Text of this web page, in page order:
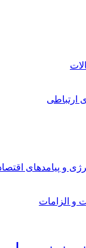
ارتباطی
و پیامدهای
و الزامات